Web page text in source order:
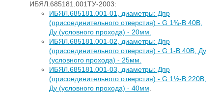
ИБЯЛ.685181.001ТУ-2003:
ИБЯЛ.685181.001-01, диаметры: Дпр
(присоединительного отверстия) - G 1¾-В 40В,
Ду (условного прохода) - 20мм.
ИБЯЛ.685181.001-02, диаметры: Дпр
(присоединительного отверстия) - G 1-В 40В, Ду
(условного прохода) - 25мм.
ИБЯЛ.685181.001-03, диаметры: Дпр
(присоединительного отверстия) - G 1½-В 220В,
Ду (условного прохода) - 40мм